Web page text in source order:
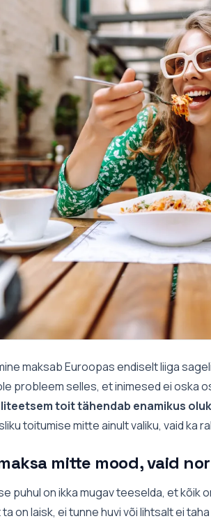
maksab Euroopas endiselt liiga
probleem selles, et inimesed ei oska
toit tähendab enamikus
toitumise mitte ainult valiku, vaid ka
mitte mood, vaid
puhul on ikka mugav teeselda, et kõik
on laisk, ei tunne huvi või lihtsalt ei